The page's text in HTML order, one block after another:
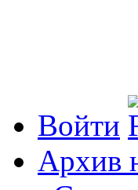
Войти
Архив